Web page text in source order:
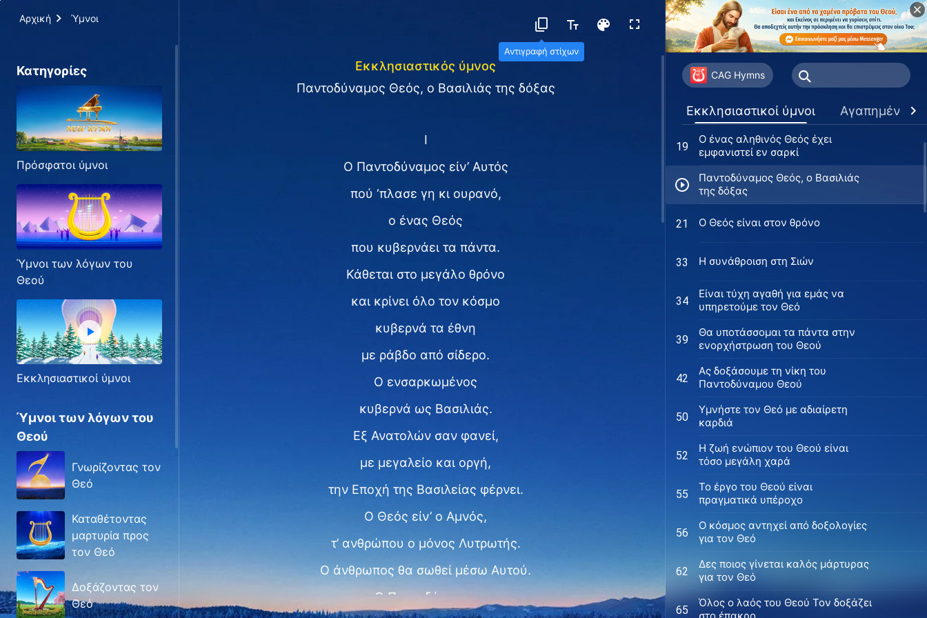
Αρχική Ύμνοι
Αντιγραφή στίχων
Κατηγορίες
Πρόσφατοι ύμνοι
Ύμνοι των λόγων του
Θεού
Εκκλησιαστικοί ύμνοι
Ύμνοι των λόγων του
Θεού
Γνωρίζοντας τον
Θεό
Καταθέτοντας
μαρτυρία προς
τον Θεό
Δοξάζοντας τον
Θεό
Εκκλησιαστικός ύμνος
Παντοδύναμος Θεός, ο Βασιλιάς της δόξας
Ⅰ
Ο Παντοδύναμος είν’ Αυτός
πού ‘πλασε γη κι ουρανό,
ο ένας Θεός
που κυβερνάει τα πάντα.
Κάθεται στο μεγάλο θρόνο
και κρίνει όλο τον κόσμο
κυβερνά τα έθνη
με ράβδο από σίδερο.
Ο ενσαρκωμένος
κυβερνά ως Βασιλιάς.
Εξ Ανατολών σαν φανεί,
με μεγαλείο και οργή,
την Εποχή της Βασιλείας φέρνει.
Ο Θεός είν’ ο Αμνός,
τ’ ανθρώπου ο μόνος Λυτρωτής.
Ο άνθρωπος θα σωθεί μέσω Αυτού.
Ο Παντοδύναμος
CAG Hymns
Εκκλησιαστικοί ύμνοι Αγαπημένα
2 Βαδίζω στην Οδό του Βασιλείου
9
Εύχομαι να ήμουν με τον Θεό
κάθε μέρα
13
όμορφη
19
Ο ένας αληθινός Θεός έχει
εμφανιστεί εν σαρκί
Παντοδύναμος Θεός, ο Βασιλιάς
της δόξας
21 Ο Θεός είναι στον θρόνο
33 Η συνάθροιση στη Σιών
34
Είναι τύχη αγαθή για εμάς να
υπηρετούμε τον Θεό
39
Θα υποτάσσομαι τα πάντα στην
ενορχήστρωση του Θεού
42
Ας δοξάσουμε τη νίκη του
Παντοδύναμου Θεού
50
Υμνήστε τον Θεό με αδιαίρετη
καρδιά
52
H ζωή ενώπιον του Θεού είναι
τόσο μεγάλη χαρά
55
Το έργο του Θεού είναι
πραγματικά υπέροχο
56
Ο κόσμος αντηχεί από δοξολογίες
για τον Θεό
62
Δες ποιος γίνεται καλός μάρτυρας
για τον Θεό
65
Όλος ο λαός του Θεού Τον δοξάζει